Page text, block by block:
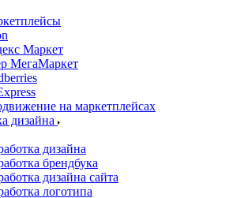
Маркет
МегаМаркет
на маркетплейсах
дизайна
дизайна
брендбука
дизайна сайта
логотипа